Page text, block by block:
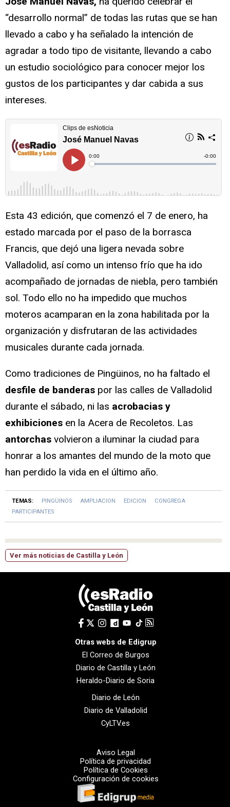
“desarrollo normal” de todas las rutas que se han
llevado a cabo y ha señalado la intención de
agradar a todo tipo de visitante, llevando a cabo
un estudio sociológico para conocer mejor los
gustos de los participantes y dar cabida a sus
intereses.
Esta 43 edición, que comenzó el 7 de enero, ha
estado marcada por el paso de la borrasca
Francis, que dejó una ligera nevada sobre
Valladolid, así como un intenso frío que ha ido
acompañado de jornadas de niebla, pero también
sol. Todo ello no ha impedido que muchos
moteros acamparan en la zona habilitada por la
organización y disfrutaran de las actividades
musicales durante cada jornada.
Como tradiciones de Pingüinos, no ha faltado el
desfile de banderas por las calles de Valladolid
durante el sábado, ni las acrobacias y
exhibiciones en la Acera de Recoletos. Las
antorchas volvieron a iluminar la ciudad para
honrar a los amantes del mundo de la moto que
han perdido la vida en el último año.
TEMAS: PINGÜINOS AMPLIACION EDICION
CONGREGA
PARTICIPANTES
Ver más noticias de Castilla y León
Otras webs de Edigrup
El Correo de Burgos
Diario de Castilla y León
Heraldo-Diario de Soria
Diario de León
Diario de Valladolid
CyLTV.es
Aviso Legal
Política de privacidad
Política de Cookies
Configuración de cookies